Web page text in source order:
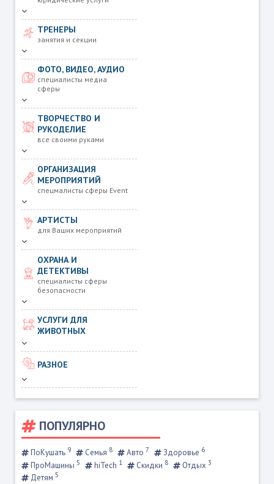
ТРЕНЕРЫ
занятия и секции
ФОТО, ВИДЕО, АУДИО
специалисты медиа
сферы
ТВОРЧЕСТВО И
РУКОДЕЛИЕ
все своими руками
ОРГАНИЗАЦИЯ
МЕРОПРИЯТИЙ
спецмалисты сферы Event
АРТИСТЫ
для Ваших мероприятий
ОХРАНА И
ДЕТЕКТИВЫ
специалисты сферы
безопасности
УСЛУГИ ДЛЯ
ЖИВОТНЫХ
РАЗНОЕ
ПОПУЛЯРНО
ПоКушать 9 Семья 8 Авто 7 Здоровье 6
ПроМашины 5 hiTech 1 Скидки 8 Отдых 3
Детям 5